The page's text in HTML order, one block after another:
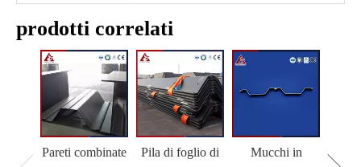
prodotti correlati
Pareti combinate
Pila di foglio di
Mucchi in